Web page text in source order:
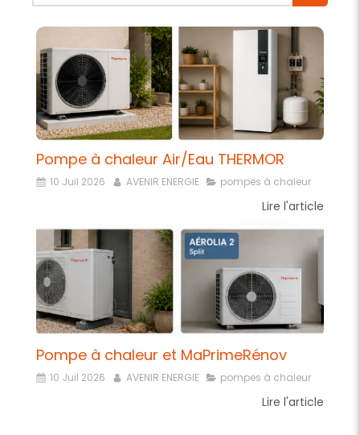
Pompe à chaleur Air/Eau THERMOR
10 Juil 2026 AVENIR ENERGIE pompes à chaleur
Lire l'article
Pompe à chaleur et MaPrimeRénov
10 Juil 2026 AVENIR ENERGIE pompes à chaleur
Lire l'article